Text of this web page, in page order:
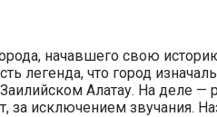
начавшего свою
легенда, что город
Алатау. На деле
за исключением звучания.